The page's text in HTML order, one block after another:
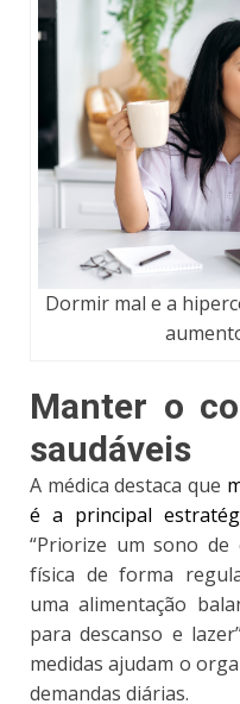
Dormir mal e a
Manter o
saudáveis
A médica destaca que
é a principal
“Priorize um sono de
física de forma
uma alimentação
para descanso e
medidas ajudam o
demandas diárias.